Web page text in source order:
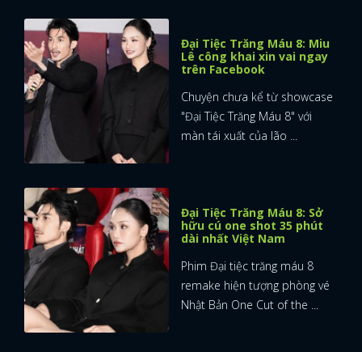
Đại Tiệc Trăng Máu 8: Miu
Lê công khai xin vai ngay
trên Facebook
Chuyện chưa kể từ showcase
"Đại Tiệc Trăng Máu 8" với
màn tái xuất của lão ...
Đại Tiệc Trăng Máu 8: Sở
hữu cú one shot 35 phút
dài nhất Việt Nam
Phim Đại tiệc trăng máu 8
remake hiện tượng phòng vé
Nhật Bản One Cut of the ...